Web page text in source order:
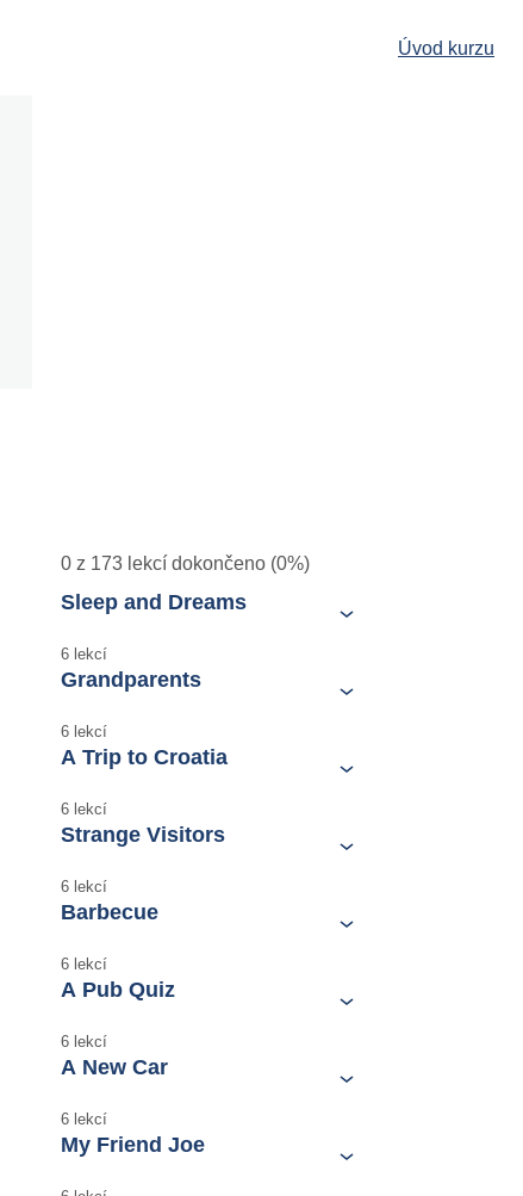
Úvod kurzu
0 z 173 lekcí dokončeno (0%)
Sleep and Dreams
6 lekcí
Grandparents
6 lekcí
A Trip to Croatia
6 lekcí
Strange Visitors
6 lekcí
Barbecue
6 lekcí
A Pub Quiz
6 lekcí
A New Car
6 lekcí
My Friend Joe